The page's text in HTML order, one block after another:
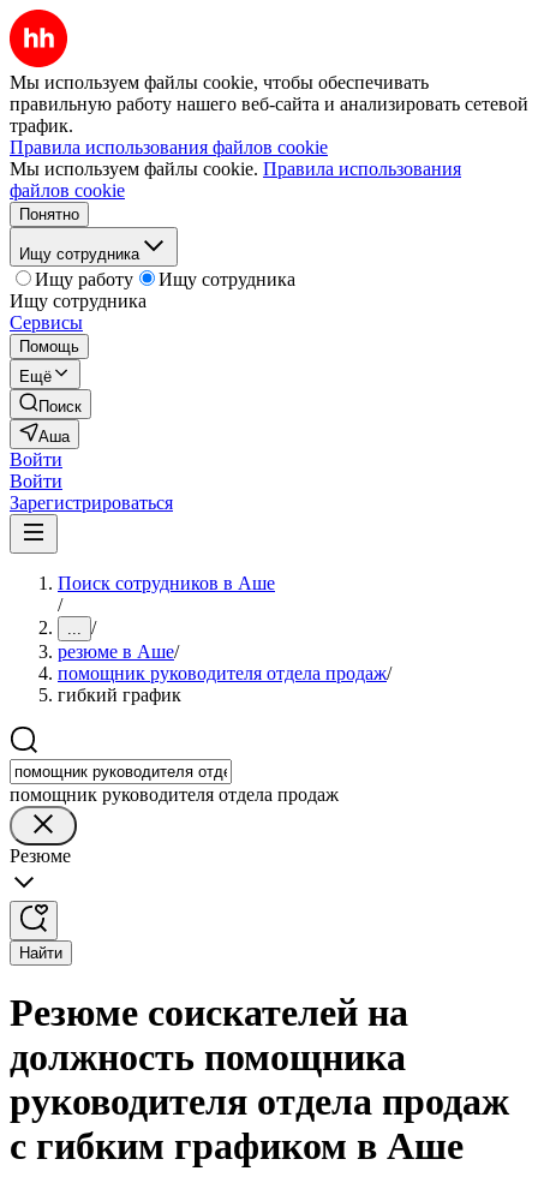
Мы используем файлы cookie, чтобы обеспечивать
правильную работу нашего веб-сайта и анализировать сетевой
трафик.
Правила использования файлов cookie
Мы используем файлы cookie. Правила использования
файлов cookie
Понятно
Ищу сотрудника
Ищу работу
Ищу сотрудника
Ищу сотрудника
Сервисы
Помощь
Ещё
Поиск
Аша
Войти
Войти
Зарегистрироваться
Поиск сотрудников в Аше
/
... /
резюме в Аше/
помощник руководителя отдела продаж/
гибкий график
помощник руководителя отдела продаж
Резюме
Найти
Резюме соискателей на
должность помощника
руководителя отдела продаж
с гибким графиком в Аше